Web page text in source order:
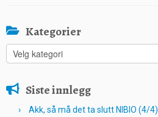
Kategorier
Kategorier
Siste innlegg
Akk, så må det ta slutt NIBIO (4/4)